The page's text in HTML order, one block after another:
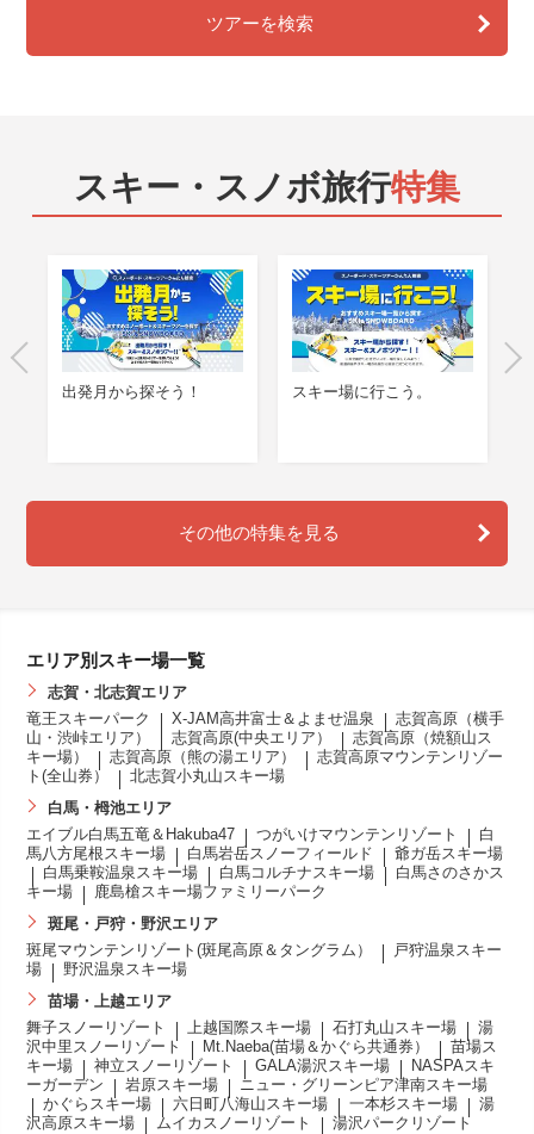
ツアーを検索
スキー・スノボ旅行特集
出発月から探そう！ スキー場に行こう。
その他の特集を見る
エリア別スキー場一覧
志賀・北志賀エリア
竜王スキーパーク
X-JAM高井富士＆よませ温泉
志賀高原（横手
山・渋峠エリア）
志賀高原(中央エリア）
志賀高原（焼額山ス
キー場）
志賀高原（熊の湯エリア）
志賀高原マウンテンリゾー
ト(全山券）
北志賀小丸山スキー場
白馬・栂池エリア
エイブル白馬五竜＆Hakuba47
つがいけマウンテンリゾート
白
馬八方尾根スキー場
白馬岩岳スノーフィールド
爺ガ岳スキー場
白馬乗鞍温泉スキー場
白馬コルチナスキー場
白馬さのさかス
キー場
鹿島槍スキー場ファミリーパーク
斑尾・戸狩・野沢エリア
斑尾マウンテンリゾート(斑尾高原＆タングラム）
戸狩温泉スキー
場
野沢温泉スキー場
苗場・上越エリア
舞子スノーリゾート
上越国際スキー場 石打丸山スキー場
湯
沢中里スノーリゾート
Mt.Naeba(苗場＆かぐら共通券）
苗場ス
キー場
神立スノーリゾート GALA湯沢スキー場
NASPAスキ
ーガーデン
岩原スキー場
ニュー・グリーンピア津南スキー場
かぐらスキー場
六日町八海山スキー場 一本杉スキー場
湯
沢高原スキー場
ムイカスノーリゾート
湯沢パークリゾート